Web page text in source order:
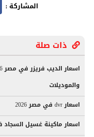
المشاركة :
ذات صلة
والموديلات
اسعار dvr في مصر 2026
اسعار ماكينة غسيل السجاد